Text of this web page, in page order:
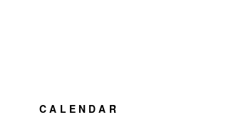
CALENDAR